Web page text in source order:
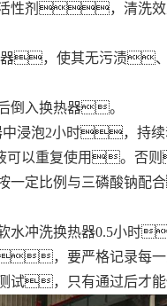
活性剂，清洗
，使其无污渍、
倒入换热器。
浸泡2小时，持
可以重复使用。
一定比例与三磷酸钠
冲洗换热器0.5小时
，要严格记录每
试，只有通过后才